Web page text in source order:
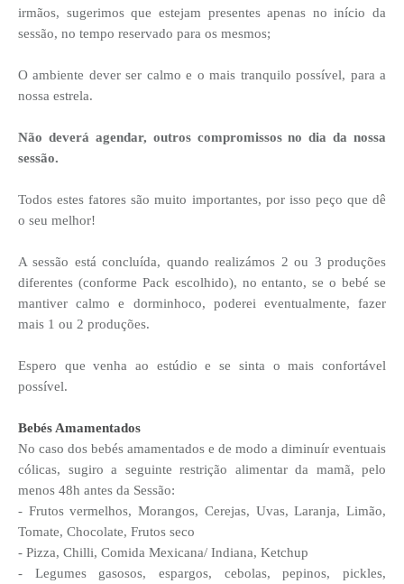
irmãos, sugerimos que estejam presentes apenas no início da
sessão, no tempo reservado para os mesmos;
O ambiente dever ser calmo e o mais tranquilo possível, para a
nossa estrela.
Não deverá agendar, outros compromissos no dia da nossa
sessão.
Todos estes fatores são muito importantes, por isso peço que dê
o seu melhor!
A sessão está concluída, quando realizámos 2 ou 3 produções
diferentes (conforme Pack escolhido), no entanto, se o bebé se
mantiver calmo e dorminhoco, poderei eventualmente, fazer
mais 1 ou 2 produções.
Espero que venha ao estúdio e se sinta o mais confortável
possível.
Bebés Amamentados
No caso dos bebés amamentados e de modo a diminuír eventuais
cólicas, sugiro a seguinte restrição alimentar da mamã, pelo
menos 48h antes da Sessão:
- Frutos vermelhos, Morangos, Cerejas, Uvas, Laranja, Limão,
Tomate, Chocolate, Frutos seco
- Pizza, Chilli, Comida Mexicana/ Indiana, Ketchup
- Legumes gasosos, espargos, cebolas, pepinos, pickles,